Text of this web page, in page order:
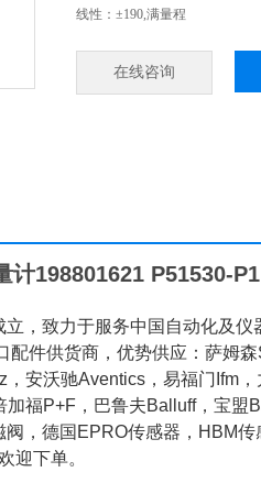
线性：±190,满量程
在线咨询
计198801621 P51530-P1
，致力于服务中国自动化及仪
件供货商，优势供应：萨姆森
安沃驰Aventics，易福门Ifm
福P+F，巴鲁夫Balluff，宝盟
，德国EPRO传感器，HBM传
迎下单。